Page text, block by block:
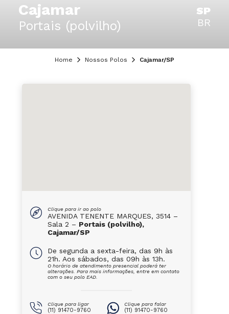
Cajamar
Portais (polvilho)
SP
BR
Home Nossos Polos Cajamar/SP
Clique para ir ao polo
AVENIDA TENENTE MARQUES, 3514 –
Sala 2 – Portais (polvilho),
Cajamar/SP
De segunda a sexta-feira, das 9h às
21h. Aos sábados, das 09h às 13h.
O horário de atendimento presencial poderá ter
alterações. Para mais informações, entre em contato
com o seu polo EAD.
Clique para ligar
(11) 91470-9760
Clique para falar
(11) 91470-9760